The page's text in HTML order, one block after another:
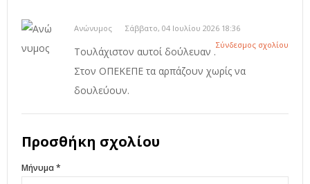
Ανώνυμος
Σάββατο, 04 Ιουλίου 2026 18:36
Σύνδεσμος σχολίου
Τουλάχιστον αυτοί δούλευαν .
Στον ΟΠΕΚΕΠΕ τα αρπάζουν χωρίς να
δουλεύουν.
Προσθήκη σχολίου
Μήνυμα *